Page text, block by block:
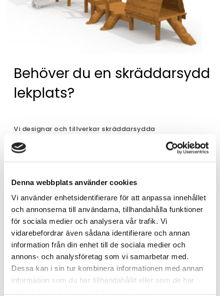
Denna webbplats använder cookies
Vi använder enhetsidentifierare för att anpassa innehållet
och annonserna till användarna, tillhandahålla funktioner
för sociala medier och analysera vår trafik. Vi
vidarebefordrar även sådana identifierare och annan
information från din enhet till de sociala medier och
annons- och analysföretag som vi samarbetar med.
Dessa kan i sin tur kombinera informationen med annan
information som du har tillhandahållit eller som de har
Behöver du en skräddarsydd
lekplats?
Vi designar och tillverkar skräddarsydda
lekplatsprojekt. Kontakta oss!